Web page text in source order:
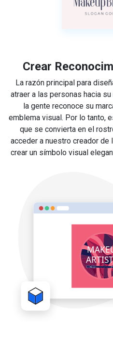
Crear
La razón principal para
atraer a las personas hacia
la gente reconoce su
emblema visual. Por lo tanto,
que se convierta en el
acceder a nuestro creador
crear un símbolo visual